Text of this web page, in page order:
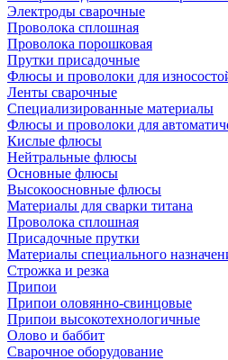
Электроды сварочные
Проволока сплошная
Проволока порошковая
Прутки присадочные
Флюсы и проволоки для
Ленты сварочные
Специализированные материалы
Флюсы и проволоки для
Кислые флюсы
Нейтральные флюсы
Основные флюсы
Высокоосновные флюсы
Материалы для сварки титана
Проволока сплошная
Присадочные прутки
Материалы специального
Строжка и резка
Припои
Припои оловянно-свинцовые
Припои высокотехнологичные
Олово и баббит
Сварочное оборудование